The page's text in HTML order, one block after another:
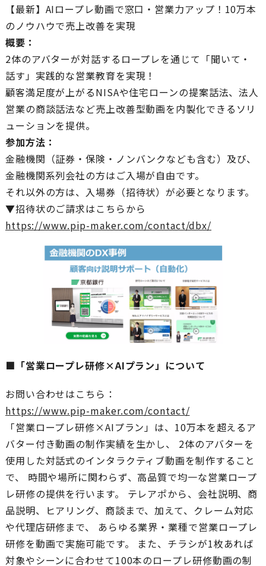
【最新】AIロープレ動画で窓口・営業力アップ！10万本
のノウハウで売上改善を実現
概要：
2体のアバターが対話するロープレを通じて「聞いて・
話す」実践的な営業教育を実現！
顧客満足度が上がるNISAや住宅ローンの提案話法、法人
営業の商談話法など売上改善型動画を内製化できるソリ
ューションを提供。
参加方法：
金融機関（証券・保険・ノンバンクなども含む）及び、
金融機関系列会社の方はご入場が自由です。
それ以外の方は、入場券（招待状）が必要となります。
▼招待状のご請求はこちらから
https://www.pip-maker.com/contact/dbx/
■「営業ロープレ研修×AIプラン」について
お問い合わせはこちら：
https://www.pip-maker.com/contact/
「営業ロープレ研修×AIプラン」は、10万本を超えるア
バター付き動画の制作実績を生かし、 2体のアバターを
使用した対話式のインタラクティブ動画を制作すること
で、 時間や場所に関わらず、高品質で均一な営業ロープ
レ研修の提供を行います。 テレアポから、会社説明、商
品説明、ヒアリング、商談まで、加えて、クレーム対応
や代理店研修まで、 あらゆる業界・業種で営業ロープレ
研修を動画で実施可能です。 また、チラシが1枚あれば
対象やシーンに合わせて100本のロープレ研修動画の制